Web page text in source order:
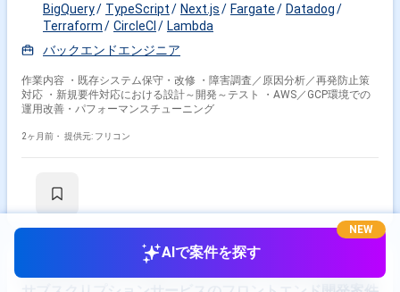
BigQuery
TypeScript Next.js Fargate
Datadog
Terraform
CircleCI
Lambda
バックエンドエンジニア
作業内容 ・既存システム保守・改修 ・障害調査／原因分析／再発防止策
対応 ・新規要件対応における設計～開発～テスト ・AWS／GCP環境での
運用改善・パフォーマンスチューニング
2ヶ月前・ 提供元: フリコン
AIで案件を探す
NEW